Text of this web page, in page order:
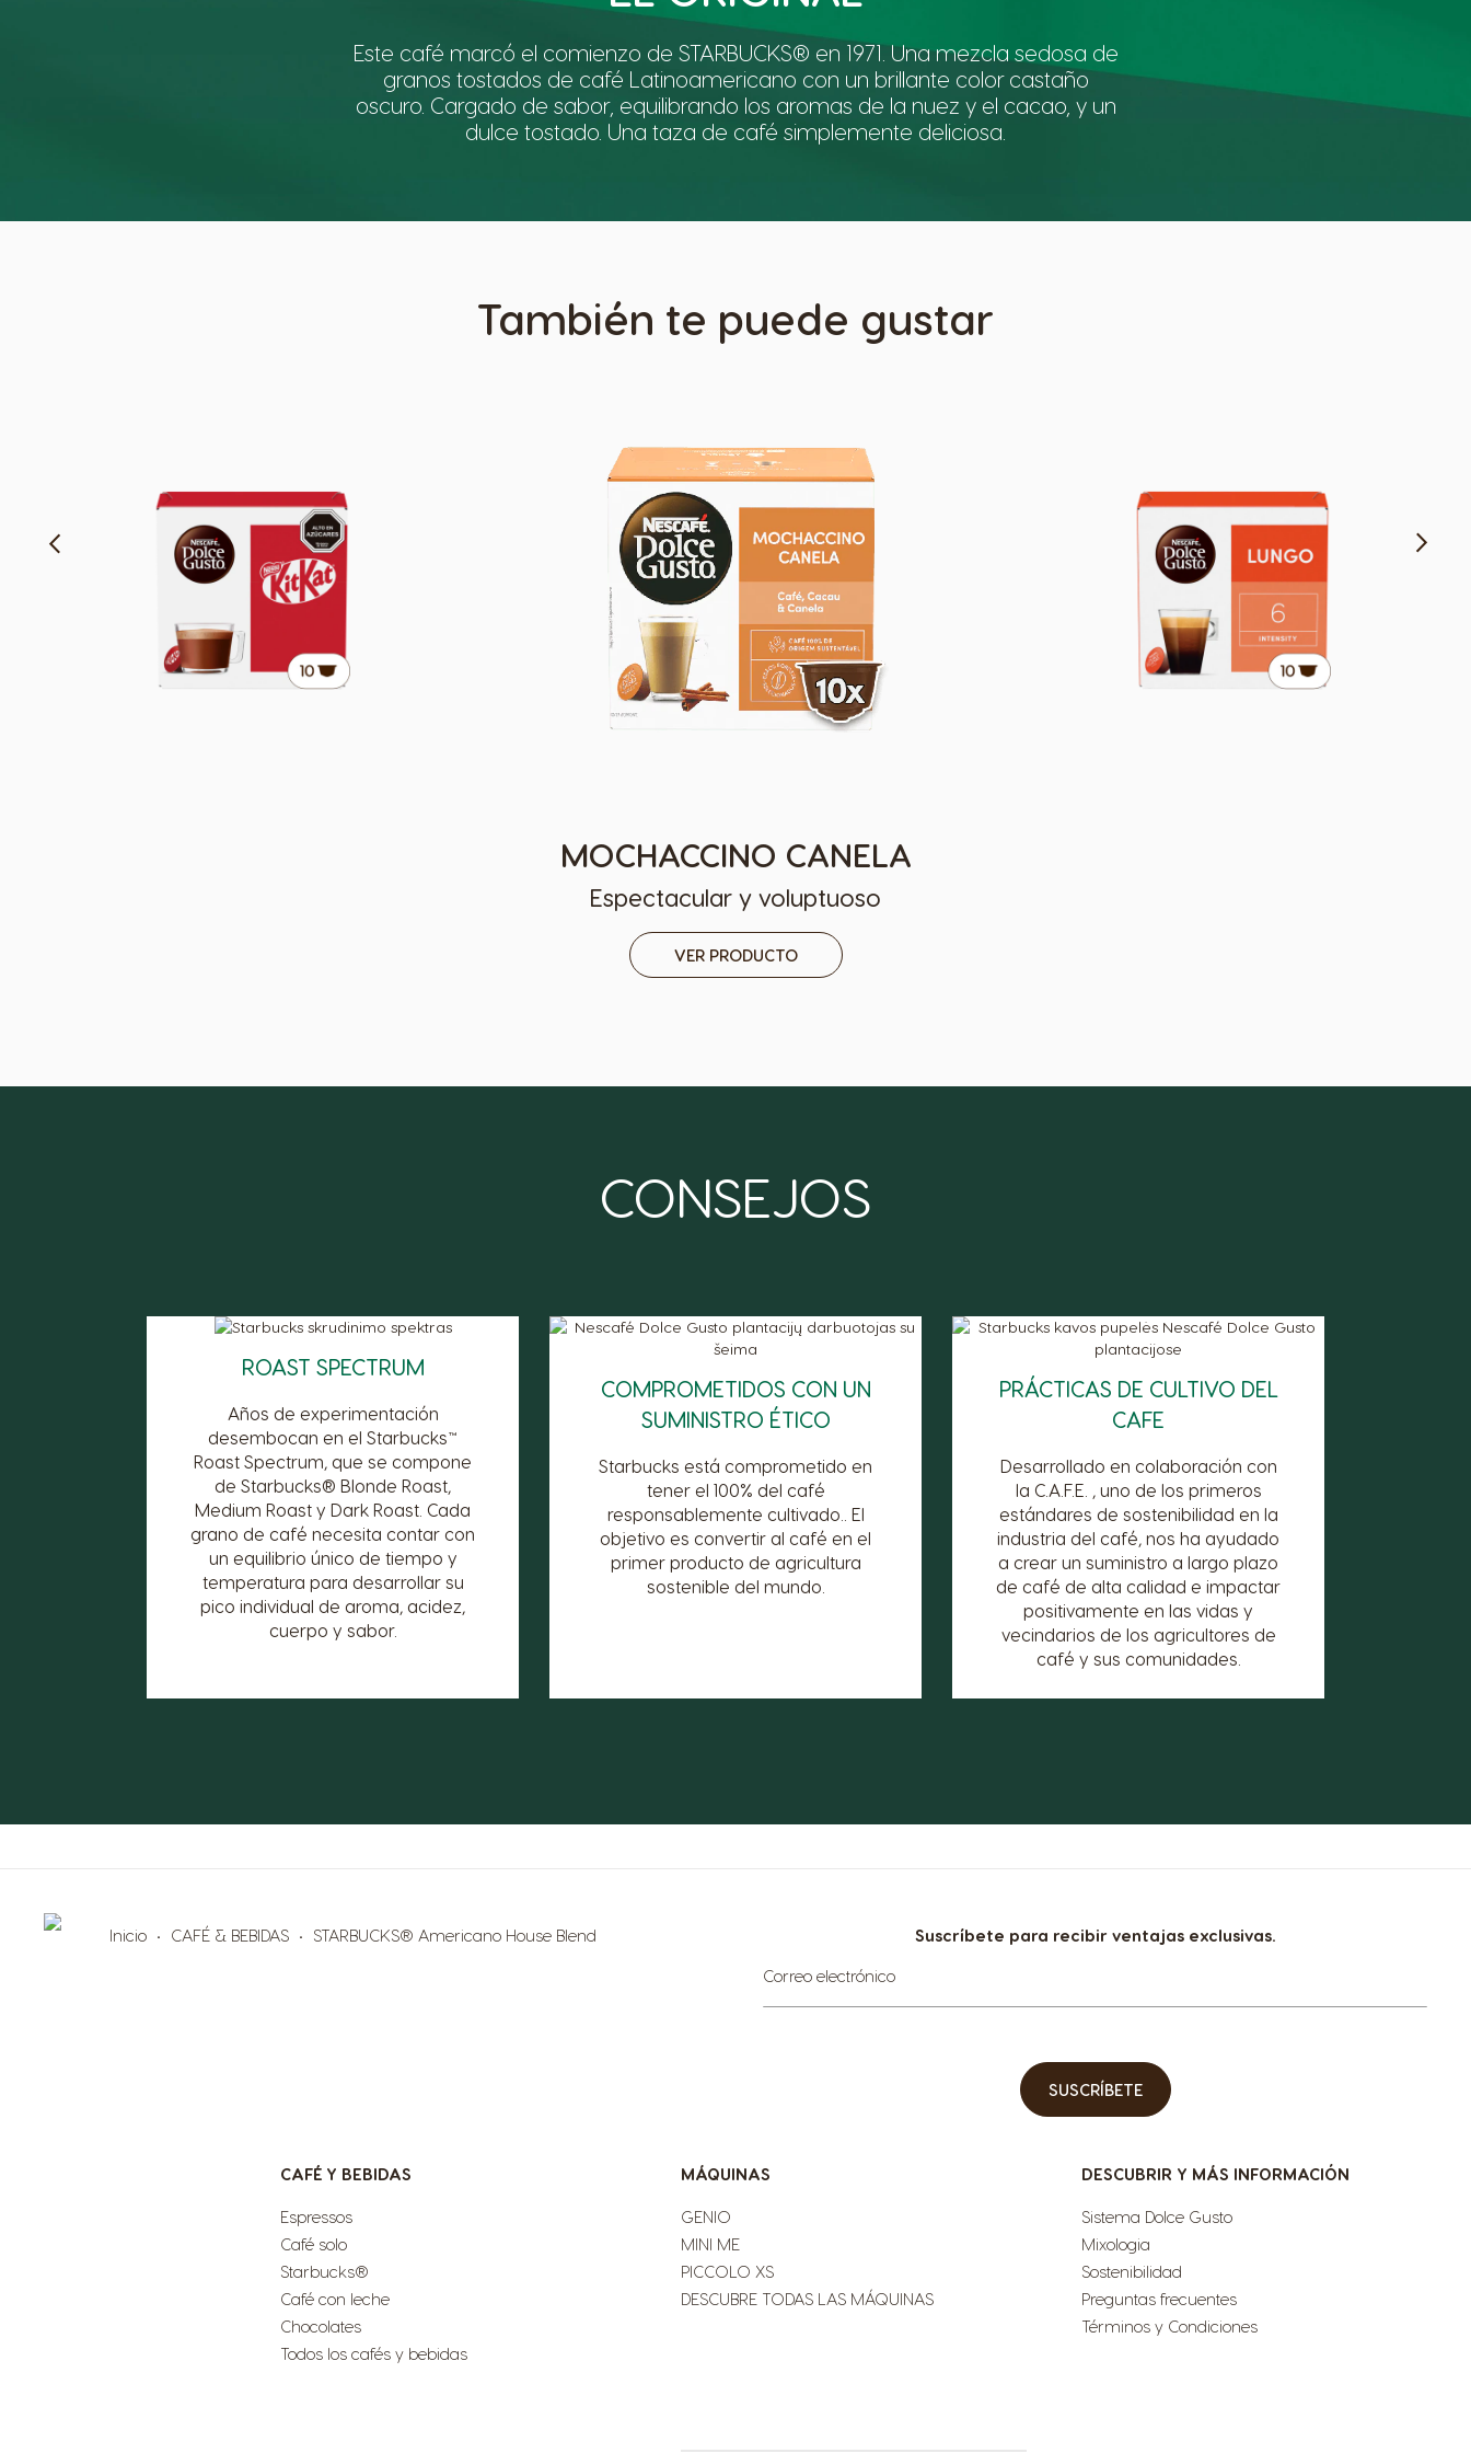
Este café marcó el comienzo de STARBUCKS® en 1971. Una mezcla sedosa de
granos tostados de café Latinoamericano con un brillante color castaño
oscuro. Cargado de sabor, equilibrando los aromas de la nuez y el cacao, y un
dulce tostado. Una taza de café simplemente deliciosa.
También te puede gustar
MOCHACCINO CANELA
Espectacular y voluptuoso
VER PRODUCTO
CONSEJOS
ROAST SPECTRUM
Años de experimentación
desembocan en el Starbucks™
Roast Spectrum, que se compone
de Starbucks® Blonde Roast,
Medium Roast y Dark Roast. Cada
grano de café necesita contar con
un equilibrio único de tiempo y
temperatura para desarrollar su
pico individual de aroma, acidez,
cuerpo y sabor.
COMPROMETIDOS CON UN
SUMINISTRO ÉTICO
Starbucks está comprometido en
tener el 100% del café
responsablemente cultivado.. El
objetivo es convertir al café en el
primer producto de agricultura
sostenible del mundo.
PRÁCTICAS DE CULTIVO DEL
CAFE
Desarrollado en colaboración con
la C.A.F.E. , uno de los primeros
estándares de sostenibilidad en la
industria del café, nos ha ayudado
a crear un suministro a largo plazo
de café de alta calidad e impactar
positivamente en las vidas y
vecindarios de los agricultores de
café y sus comunidades.
Inicio CAFÉ & BEBIDAS STARBUCKS® Americano House Blend Suscríbete para recibir ventajas exclusivas.
Sign
Up
for
Correo electrónico
SUSCRÍBETE
CAFÉ Y BEBIDAS
Espressos
Café solo
Starbucks®
Café con leche
Chocolates
Todos los cafés y bebidas
MÁQUINAS
GENIO
MINI ME
PICCOLO XS
DESCUBRE TODAS LAS MÁQUINAS
DESCUBRIR Y MÁS INFORMACIÓN
Sistema Dolce Gusto
Mixologia
Sostenibilidad
Preguntas frecuentes
Términos y Condiciones